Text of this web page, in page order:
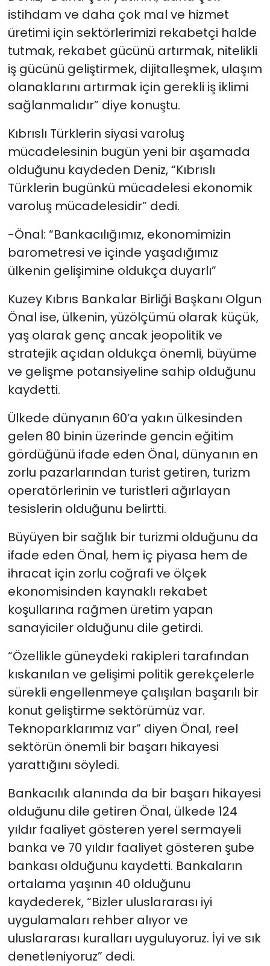
istihdam ve daha çok mal ve hizmet
üretimi için sektörlerimizi rekabetçi halde
tutmak, rekabet gücünü artırmak, nitelikli
iş gücünü geliştirmek, dijitalleşmek, ulaşım
olanaklarını artırmak için gerekli iş iklimi
sağlanmalıdır” diye konuştu.
Kıbrıslı Türklerin siyasi varoluş
mücadelesinin bugün yeni bir aşamada
olduğunu kaydeden Deniz, “Kıbrıslı
Türklerin bugünkü mücadelesi ekonomik
varoluş mücadelesidir” dedi.
-Önal: “Bankacılığımız, ekonomimizin
barometresi ve içinde yaşadığımız
ülkenin gelişimine oldukça duyarlı”
Kuzey Kıbrıs Bankalar Birliği Başkanı Olgun
Önal ise, ülkenin, yüzölçümü olarak küçük,
yaş olarak genç ancak jeopolitik ve
stratejik açıdan oldukça önemli, büyüme
ve gelişme potansiyeline sahip olduğunu
kaydetti.
Ülkede dünyanın 60’a yakın ülkesinden
gelen 80 binin üzerinde gencin eğitim
gördüğünü ifade eden Önal, dünyanın en
zorlu pazarlarından turist getiren, turizm
operatörlerinin ve turistleri ağırlayan
tesislerin olduğunu belirtti.
Büyüyen bir sağlık bir turizmi olduğunu da
ifade eden Önal, hem iç piyasa hem de
ihracat için zorlu coğrafi ve ölçek
ekonomisinden kaynaklı rekabet
koşullarına rağmen üretim yapan
sanayiciler olduğunu dile getirdi.
“Özellikle güneydeki rakipleri tarafından
kıskanılan ve gelişimi politik gerekçelerle
sürekli engellenmeye çalışılan başarılı bir
konut geliştirme sektörümüz var.
Teknoparklarımız var” diyen Önal, reel
sektörün önemli bir başarı hikayesi
yarattığını söyledi.
Bankacılık alanında da bir başarı hikayesi
olduğunu dile getiren Önal, ülkede 124
yıldır faaliyet gösteren yerel sermayeli
banka ve 70 yıldır faaliyet gösteren şube
bankası olduğunu kaydetti. Bankaların
ortalama yaşının 40 olduğunu
kaydederek, “Bizler uluslararası iyi
uygulamaları rehber alıyor ve
uluslararası kuralları uyguluyoruz. İyi ve sık
denetleniyoruz” dedi.